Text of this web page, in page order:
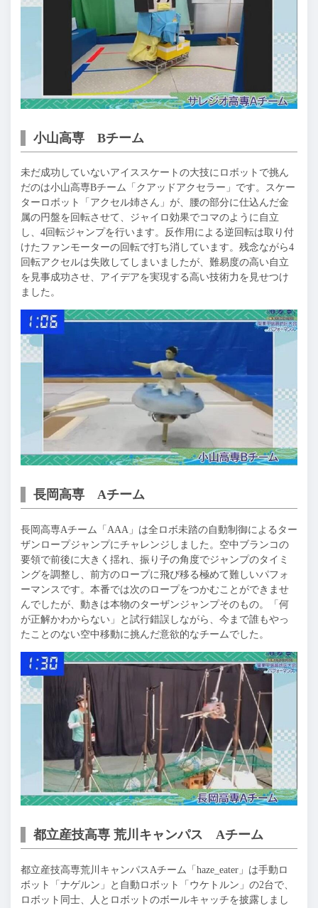
小山高専 Bチーム
未だ成功していないアイススケートの大技にロボットで挑ん
だのは小山高専Bチーム「クアッドアクセラー」です。スケー
ターロボット「アクセル姉さん」が、腰の部分に仕込んだ金
属の円盤を回転させて、ジャイロ効果でコマのように自立
し、4回転ジャンプを行います。反作用による逆回転は取り付
けたファンモーターの回転で打ち消しています。残念ながら4
回転アクセルは失敗してしまいましたが、難易度の高い自立
を見事成功させ、アイデアを実現する高い技術力を見せつけ
ました。
長岡高専 Aチーム
長岡高専Aチーム「AAA」は全ロボ未踏の自動制御によるター
ザンロープジャンプにチャレンジしました。空中ブランコの
要領で前後に大きく揺れ、振り子の角度でジャンプのタイミ
ングを調整し、前方のロープに飛び移る極めて難しいパフォ
ーマンスです。本番では次のロープをつかむことができませ
んでしたが、動きは本物のターザンジャンプそのもの。「何
が正解かわからない」と試行錯誤しながら、今まで誰もやっ
たことのない空中移動に挑んだ意欲的なチームでした。
都立産技高専 荒川キャンパス Aチーム
都立産技高専荒川キャンパスAチーム「haze_eater」は手動ロ
ボット「ナゲルン」と自動ロボット「ウケトルン」の2台で、
ロボット同士、人とロボットのボールキャッチを披露しまし